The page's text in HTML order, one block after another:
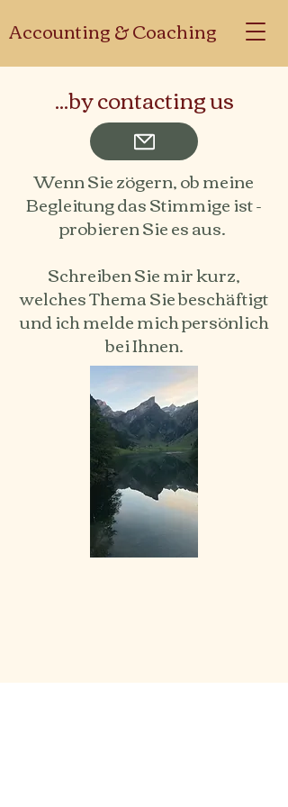
Accounting & Coaching
...by contacting us
Wenn Sie zögern, ob meine
Begleitung das Stimmige ist -
probieren Sie es aus.
Schreiben Sie mir kurz,
welches Thema Sie beschäftigt
und ich melde mich persönlich
bei Ihnen.